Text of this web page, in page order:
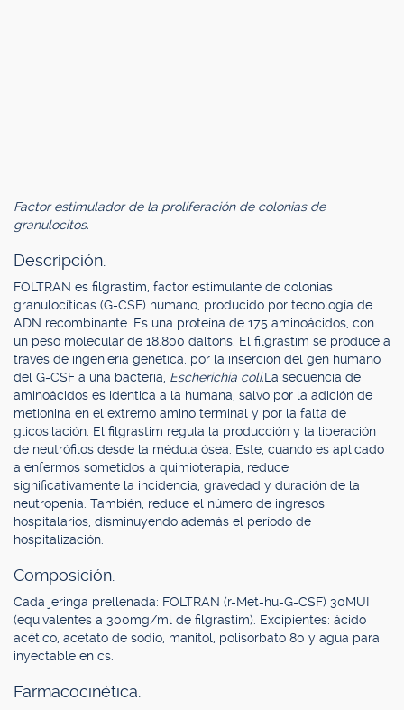
Factor estimulador de la proliferación de colonias de
granulocitos.
Descripción.
FOLTRAN es filgrastim, factor estimulante de colonias
granulocíticas (G-CSF) humano, producido por tecnología de
ADN recombinante. Es una proteína de 175 aminoácidos, con
un peso molecular de 18.800 daltons. El filgrastim se produce a
través de ingeniería genética, por la inserción del gen humano
del G-CSF a una bacteria, Escherichia coli.La secuencia de
aminoácidos es idéntica a la humana, salvo por la adición de
metionina en el extremo amino terminal y por la falta de
glicosilación. El filgrastim regula la producción y la liberación
de neutrófilos desde la médula ósea. Este, cuando es aplicado
a enfermos sometidos a quimioterapia, reduce
significativamente la incidencia, gravedad y duración de la
neutropenia. También, reduce el número de ingresos
hospitalarios, disminuyendo además el período de
hospitalización.
Composición.
Cada jeringa prellenada: FOLTRAN (r-Met-hu-G-CSF) 30MUI
(equivalentes a 300mg/ml de filgrastim). Excipientes: ácido
acético, acetato de sodio, manitol, polisorbato 80 y agua para
inyectable en cs.
Farmacocinética.